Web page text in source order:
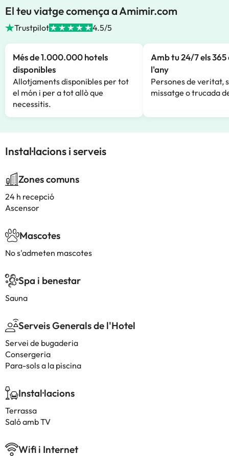
El teu viatge comença a Amimir.com
Trustpilot 4.5/5
Més de 1.000.000 hotels
disponibles
Allotjaments disponibles per tot
el món i per a tot allò que
necessitis.
Amb tu 24/7 els 365
l'any
Persones de veritat,
missatge o trucada
Instal·lacions i serveis
Zones comuns
24 h recepció
Ascensor
Mascotes
No s'admeten mascotes
Spa i benestar
Sauna
Serveis Generals de l'Hotel
Servei de bugaderia
Consergeria
Para-sols a la piscina
Instal·lacions
Terrassa
Saló amb TV
Wifi i Internet